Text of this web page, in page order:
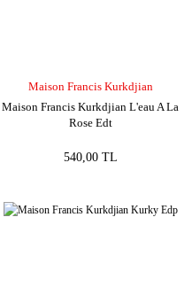
Maison Francis Kurkdjian
Maison Francis Kurkdjian L'eau A La
Rose Edt
540,00 TL